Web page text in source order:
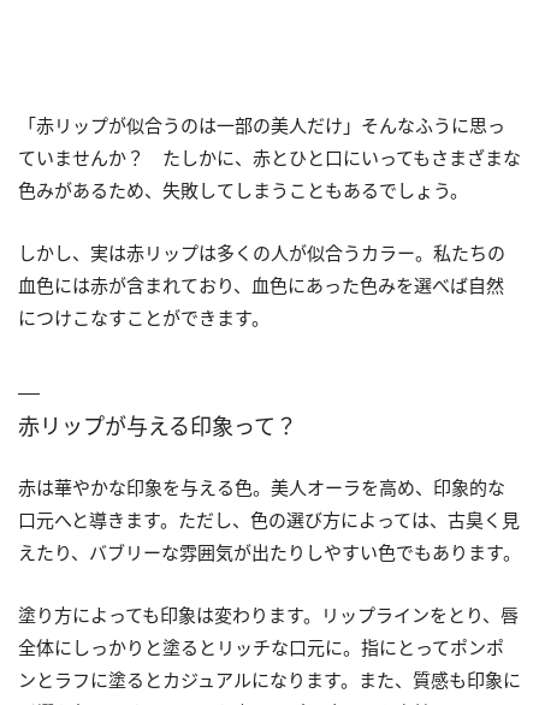
「赤リップが似合うのは一部の美人だけ」そんなふうに思っ
ていませんか？ たしかに、赤とひと口にいってもさまざまな
色みがあるため、失敗してしまうこともあるでしょう。
しかし、実は赤リップは多くの人が似合うカラー。私たちの
血色には赤が含まれており、血色にあった色みを選べば自然
につけこなすことができます。
赤リップが与える印象って？
赤は華やかな印象を与える色。美人オーラを高め、印象的な
口元へと導きます。ただし、色の選び方によっては、古臭く見
えたり、バブリーな雰囲気が出たりしやすい色でもあります。
塗り方によっても印象は変わります。リップラインをとり、唇
全体にしっかりと塗るとリッチな口元に。指にとってポンポ
ンとラフに塗るとカジュアルになります。また、質感も印象に